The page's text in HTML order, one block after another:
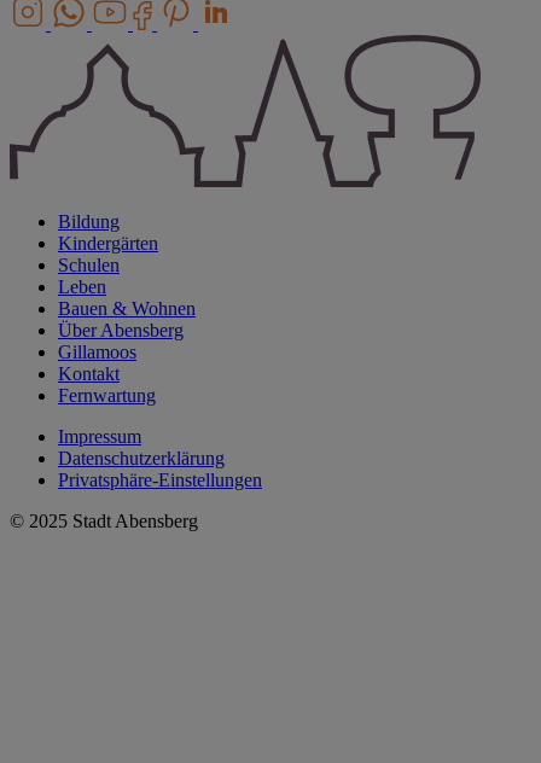
Bildung
Kindergärten
Schulen
Leben
Bauen & Wohnen
Über Abensberg
Gillamoos
Kontakt
Fernwartung
Impressum
Datenschutzerklärung
Privatsphäre-Einstellungen
© 2025 Stadt Abensberg